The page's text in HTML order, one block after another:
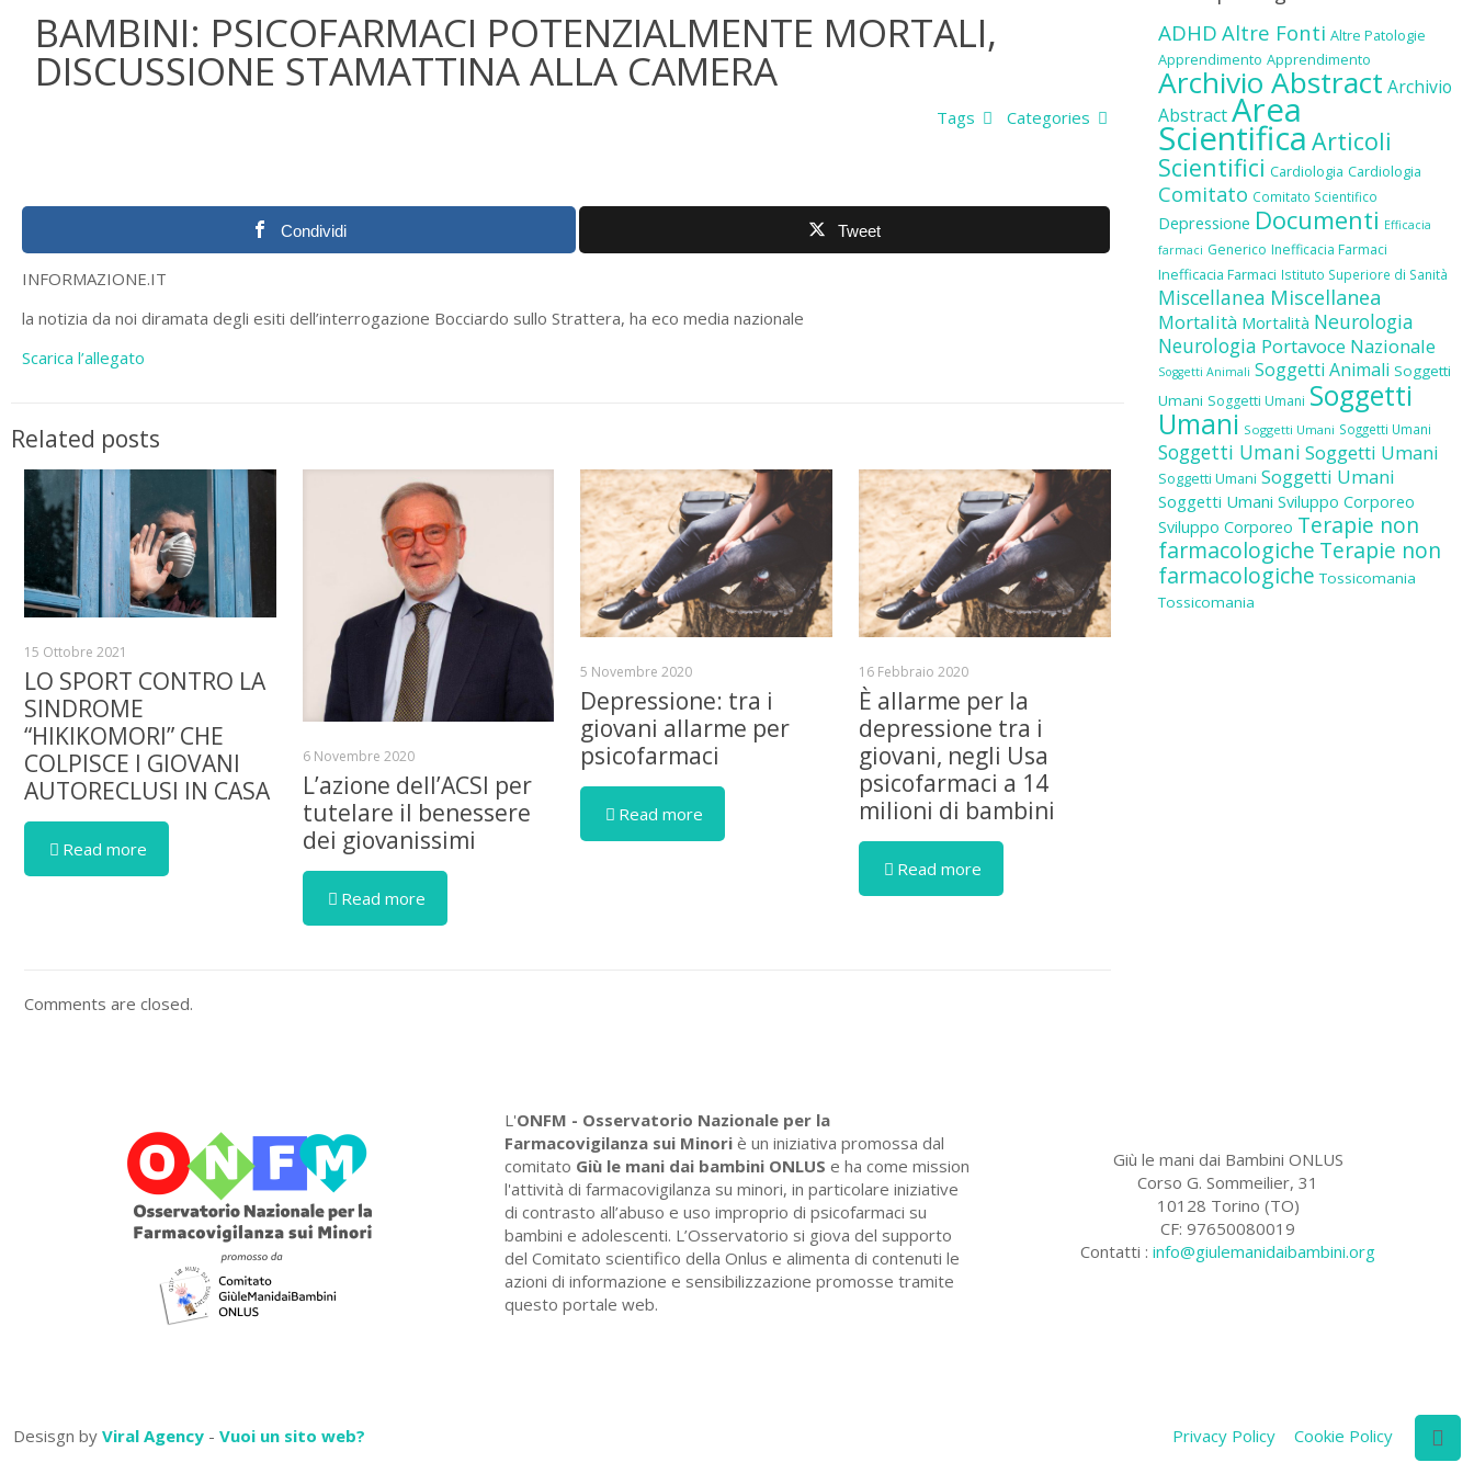
BAMBINI: PSICOFARMACI POTENZIALMENTE MORTALI,
DISCUSSIONE STAMATTINA ALLA CAMERA
Categories
Tags
Condividi Tweet
INFORMAZIONE.IT
la notizia da noi diramata degli esiti dell’interrogazione Bocciardo sullo Strattera, ha eco media nazionale
Scarica l’allegato
Related posts
15 Ottobre 2021
LO SPORT CONTRO LA
SINDROME
“HIKIKOMORI” CHE
COLPISCE I GIOVANI
AUTORECLUSI IN CASA
Read more
6 Novembre 2020
L’azione dell’ACSI per
tutelare il benessere
dei giovanissimi
Read more
5 Novembre 2020
Depressione: tra i
giovani allarme per
psicofarmaci
Read more
16 Febbraio 2020
È allarme per la
depressione tra i
giovani, negli Usa
psicofarmaci a 14
milioni di bambini
Read more
Comments are closed.
ADHD Altre Fonti Altre Patologie
Apprendimento Apprendimento
Archivio Abstract Archivio
AbstractArea
Scientifica Articoli
Scientifici Cardiologia Cardiologia
Comitato Comitato Scientifico
Depressione Documenti Efficacia
farmaci Generico Inefficacia Farmaci
Inefficacia Farmaci Istituto Superiore di Sanità
Miscellanea Miscellanea
Mortalità Mortalità Neurologia
Neurologia Portavoce Nazionale
Soggetti Animali Soggetti Animali Soggetti
Umani Soggetti Umani Soggetti
Umani Soggetti Umani Soggetti Umani
Soggetti Umani Soggetti Umani
Soggetti Umani Soggetti Umani
Soggetti Umani Sviluppo Corporeo
Sviluppo Corporeo Terapie non
farmacologiche Terapie non
farmacologiche Tossicomania
Tossicomania
L'ONFM - Osservatorio Nazionale per la
Farmacovigilanza sui Minori è un iniziativa promossa dal
comitato Giù le mani dai bambini ONLUS e ha come mission
l'attività di farmacovigilanza su minori, in particolare iniziative
di contrasto all’abuso e uso improprio di psicofarmaci su
bambini e adolescenti. L’Osservatorio si giova del supporto
del Comitato scientifico della Onlus e alimenta di contenuti le
azioni di informazione e sensibilizzazione promosse tramite
questo portale web.
Giù le mani dai Bambini ONLUS
Corso G. Sommeilier, 31
10128 Torino (TO)
CF: 97650080019
Contatti :info@giulemanidaibambini.org
Desisgn by Viral Agency - Vuoi un sito web? Privacy Policy Cookie Policy